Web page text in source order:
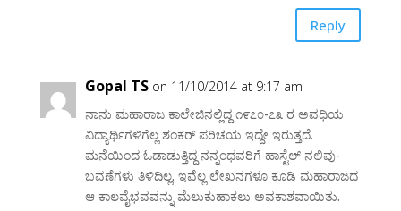
Reply
Gopal TS on 11/10/2014 at 9:17 am
ನಾನು ಮಹಾರಾಜ ಕಾಲೇಜಿನಲ್ಲಿದ್ದ ೧೯೭೦-೭೩ ರ ಅವಧಿಯ
ವಿದ್ಯಾರ್ಥಿಗಳಿಗೆಲ್ಲ ಶಂಕರ್ ಪರಿಚಯ ಇದ್ದೇ ಇರುತ್ತದೆ.
ಮನೆಯಿಂದ ಓಡಾಡುತ್ತಿದ್ದ ನನ್ನಂಥವರಿಗೆ ಹಾಸ್ಟೆಲ್ ನಲಿವು-
ಬವಣೆಗಳು ತಿಳಿದಿಲ್ಲ. ಇವೆಲ್ಲ ಲೇಖನಗಳೂ ಕೂಡಿ ಮಹಾರಾಜದ
ಆ ಕಾಲವೈಭವವನ್ನು ಮೆಲುಕುಹಾಕಲು ಅವಕಾಶವಾಯಿತು.